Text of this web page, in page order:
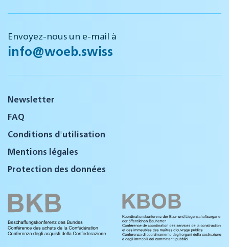
Envoyez-nous un e-mail à
info@woeb.swiss
Newsletter
FAQ
Conditions d'utilisation
Mentions légales
Protection des données